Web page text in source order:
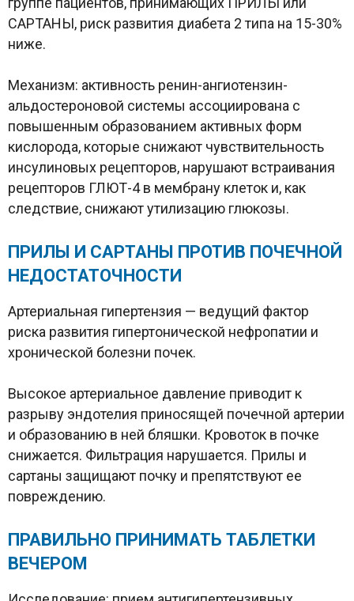
САРТАНЫ, риск развития диабета 2 типа на 15-30%
ниже.
Механизм: активность ренин-ангиотензин-
альдостероновой системы ассоциирована с
повышенным образованием активных форм
кислорода, которые снижают чувствительность
инсулиновых рецепторов, нарушают встраивания
рецепторов ГЛЮТ-4 в мембрану клеток и, как
следствие, снижают утилизацию глюкозы.
ПРИЛЫ И САРТАНЫ ПРОТИВ ПОЧЕЧНОЙ
НЕДОСТАТОЧНОСТИ
Артериальная гипертензия — ведущий фактор
риска развития гипертонической нефропатии и
хронической болезни почек.
Высокое артериальное давление приводит к
разрыву эндотелия приносящей почечной артерии
и образованию в ней бляшки. Кровоток в почке
снижается. Фильтрация нарушается. Прилы и
сартаны защищают почку и препятствуют ее
повреждению.
ПРАВИЛЬНО ПРИНИМАТЬ ТАБЛЕТКИ
ВЕЧЕРОМ